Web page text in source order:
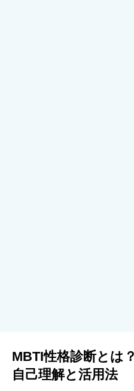
MBTI性格診断とは
自己理解と活用法